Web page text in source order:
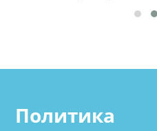
Политика